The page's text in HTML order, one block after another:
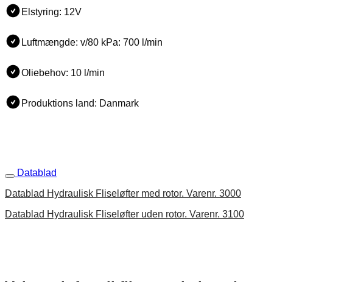
Elstyring: 12V
Luftmængde: v/80 kPa: 700 l/min
Oliebehov: 10 l/min
Produktions land: Danmark
Datablad
Datablad Hydraulisk Fliseløfter med rotor. Varenr. 3000
Datablad Hydraulisk Fliseløfter uden rotor. Varenr. 3100